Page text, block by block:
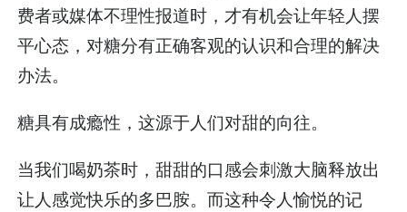
费者或媒体不理性报道时，才有机会让年轻人摆
平心态，对糖分有正确客观的认识和合理的解决
办法。
糖具有成瘾性，这源于人们对甜的向往。
当我们喝奶茶时，甜甜的口感会刺激大脑释放出
让人感觉快乐的多巴胺。而这种令人愉悦的记